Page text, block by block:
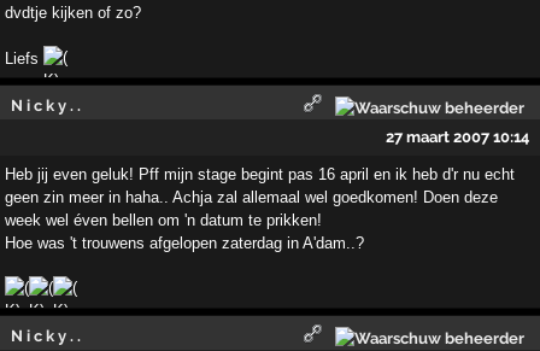
dvdtje kijken of zo?
Liefs
N i c k y . .
27 maart 2007 10:14
Heb jij even geluk! Pff mijn stage begint pas 16 april en ik heb d'r nu echt
geen zin meer in haha.. Achja zal allemaal wel goedkomen! Doen deze
week wel éven bellen om 'n datum te prikken!
Hoe was 't trouwens afgelopen zaterdag in A'dam..?
N i c k y . .